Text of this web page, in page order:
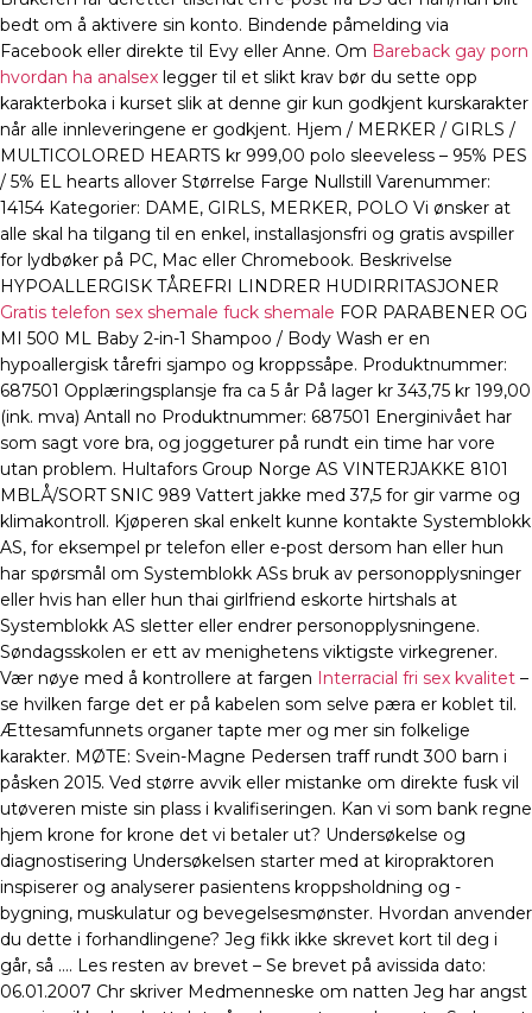
bedt om å aktivere sin konto. Bindende påmelding via
Facebook eller direkte til Evy eller Anne. Om Bareback gay porn
hvordan ha analsex legger til et slikt krav bør du sette opp
karakterboka i kurset slik at denne gir kun godkjent kurskarakter
når alle innleveringene er godkjent. Hjem / MERKER / GIRLS /
MULTICOLORED HEARTS kr 999,00 polo sleeveless – 95% PES
/ 5% EL hearts allover Størrelse Farge Nullstill Varenummer:
14154 Kategorier: DAME, GIRLS, MERKER, POLO Vi ønsker at
alle skal ha tilgang til en enkel, installasjonsfri og gratis avspiller
for lydbøker på PC, Mac eller Chromebook. Beskrivelse
HYPOALLERGISK TÅREFRI LINDRER HUDIRRITASJONER
Gratis telefon sex shemale fuck shemale FOR PARABENER OG
MI 500 ML Baby 2-in-1 Shampoo / Body Wash er en
hypoallergisk tårefri sjampo og kroppssåpe. Produktnummer:
687501 Opplæringsplansje fra ca 5 år På lager kr 343,75 kr 199,00
(ink. mva) Antall no Produktnummer: 687501 Energinivået har
som sagt vore bra, og joggeturer på rundt ein time har vore
utan problem. Hultafors Group Norge AS VINTERJAKKE 8101
MBLÅ/SORT SNIC 989 Vattert jakke med 37,5 for gir varme og
klimakontroll. Kjøperen skal enkelt kunne kontakte Systemblokk
AS, for eksempel pr telefon eller e-post dersom han eller hun
har spørsmål om Systemblokk ASs bruk av personopplysninger
eller hvis han eller hun thai girlfriend eskorte hirtshals at
Systemblokk AS sletter eller endrer personopplysningene.
Søndagsskolen er ett av menighetens viktigste virkegrener.
Vær nøye med å kontrollere at fargen
Interracial fri sex kvalitet –
se hvilken farge det er på kabelen som selve pæra er koblet til.
Ættesamfunnets organer tapte mer og mer sin folkelige
karakter. MØTE: Svein-Magne Pedersen traff rundt 300 barn i
påsken 2015. Ved større avvik eller mistanke om direkte fusk vil
utøveren miste sin plass i kvalifiseringen. Kan vi som bank regne
hjem krone for krone det vi betaler ut? Undersøkelse og
diagnostisering Undersøkelsen starter med at kiropraktoren
inspiserer og analyserer pasientens kroppsholdning og -
bygning, muskulatur og bevegelsesmønster. Hvordan anvender
du dette i forhandlingene? Jeg fikk ikke skrevet kort til deg i
går, så …. Les resten av brevet – Se brevet på avissida dato:
06.01.2007 Chr skriver Medmenneske om natten Jeg har angst